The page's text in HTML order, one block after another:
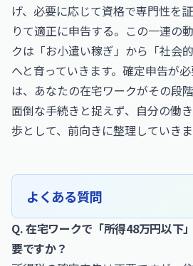
げ、必要に応じて資格で専門性を
りて適正に申告する。この一連の
クは「お小遣い稼ぎ」から「社会
へと育っていきます。確定申告が
は、あなたの在宅ワークがその段
面倒な手続きと捉えず、自分の働
歩として、前向きに整理していきま
よくある質問
Q. 在宅ワークで「所得48万円以下
要ですか？